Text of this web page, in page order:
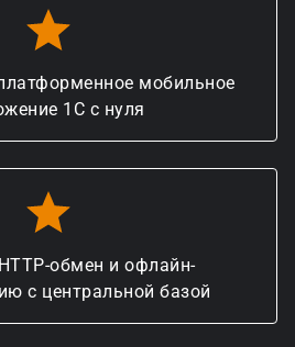
мобильное
1С с нуля
обмен и офлайн-
с центральной базой